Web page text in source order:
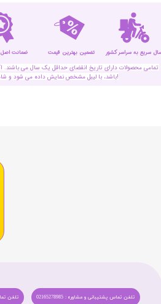
تمامی محصولات دارای تاریخ انقضای حداقل یک سال می باشند.
باشد، با لیبل مشخص نمایش داده می شود و شامل تخفیف ویژه می گردد!
ضمانت اصل تضمین بهترین قیمت سریع به سراسر کشور
تلفن تماس تلفن تماس پشتیبانی و مشاوره : 02165278985